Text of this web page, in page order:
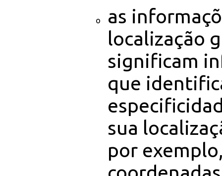
as
localização
significam
que
sua
por